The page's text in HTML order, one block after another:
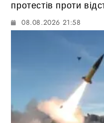
протестів проти
08.08.2026 21:58